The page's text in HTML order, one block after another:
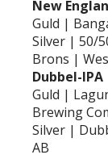
New
Guld |
Silver | 50/
Brons |
Dubbel-IPA
Guld |
Brewing
Silver |
AB